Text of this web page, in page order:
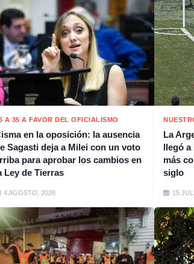
A 35 A FAVOR DEL OFICIALISMO
en la oposición: la ausencia
Sagasti deja a Milei con un voto
para aprobar los cambios en
Ley de Tierras
4 AGOSTO, 2026
La
llegó a
más
siglo
15